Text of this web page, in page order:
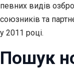
певних видів
союзників та
у 2011 році.
Пошук